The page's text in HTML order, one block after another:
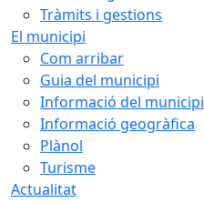
Tràmits i gestions
El municipi
Com arribar
Guia del municipi
Informació del municipi
Informació geogràfica
Plànol
Turisme
Actualitat